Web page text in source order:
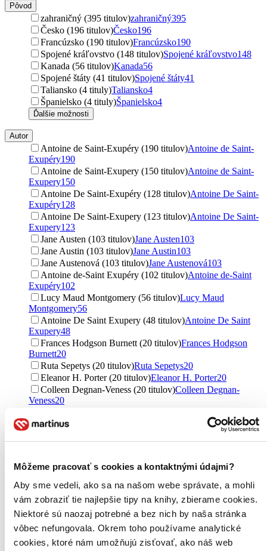
Môžeme pracovať s cookies a kontaktnými údajmi?
Aby sme vedeli, ako sa na našom webe správate, a mohli
vám zobraziť tie najlepšie tipy na knihy, zbierame cookies.
Niektoré sú naozaj potrebné a bez nich by naša stránka
vôbec nefungovala. Okrem toho používame analytické
cookies, ktoré nám umožňujú zisťovať, ako náš web
Pôvod
zahraničný (395 titulov)zahraničný395
Česko (196 titulov)Česko196
Francúzsko (190 titulov)Francúzsko190
Spojené kráľovstvo (148 titulov)Spojené kráľovstvo148
Kanada (56 titulov)Kanada56
Spojené štáty (41 titulov)Spojené štáty41
Taliansko (4 tituly)Taliansko4
Španielsko (4 tituly)Španielsko4
Ďalšie možnosti
Autor
Antoine de Saint-Exupéry (190 titulov)Antoine de Saint-
Exupéry190
Antoine de Saint-Exupery (150 titulov)Antoine de Saint-
Exupery150
Antoine De Saint-Exupéry (128 titulov)Antoine De Saint-
Exupéry128
Antoine De Saint-Exupery (123 titulov)Antoine De Saint-
Exupery123
Jane Austen (103 titulov)Jane Austen103
Jane Austin (103 titulov)Jane Austin103
Jane Austenová (103 titulov)Jane Austenová103
Antoine de-Saint Exupéry (102 titulov)Antoine de-Saint
Exupéry102
Lucy Maud Montgomery (56 titulov)Lucy Maud
Montgomery56
Antoine De Saint Exupery (48 titulov)Antoine De Saint
Exupery48
Frances Hodgson Burnett (20 titulov)Frances Hodgson
Burnett20
Ruta Sepetys (20 titulov)Ruta Sepetys20
Eleanor H. Porter (20 titulov)Eleanor H. Porter20
Colleen Degnan-Veness (20 titulov)Colleen Degnan-
Veness20
Eva Hudečková (10 titulov)
10
Jana Martincová (4 tituly) Jana Martincová 4
Maria Isabel Sanchez Vegara (4 tituly)Maria Isabel
Sanchez Vegara
Maria Isabel Sánchez Vegara (4 tituly)
Sánchez Vegara4
Lenka Dostálová (3 tituly)Lenka Dostálová3
Robin Gerber (3 tituly)Robin Gerber 3